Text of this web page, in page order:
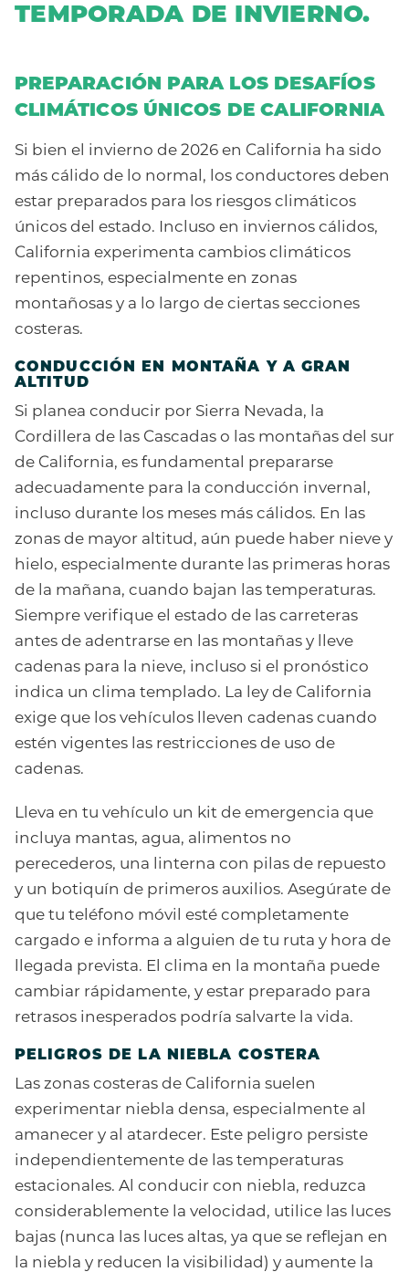
TEMPORADA DE INVIERNO.
PREPARACIÓN PARA LOS DESAFÍOS
CLIMÁTICOS ÚNICOS DE CALIFORNIA
Si bien el invierno de 2026 en California ha sido
más cálido de lo normal, los conductores deben
estar preparados para los riesgos climáticos
únicos del estado. Incluso en inviernos cálidos,
California experimenta cambios climáticos
repentinos, especialmente en zonas
montañosas y a lo largo de ciertas secciones
costeras.
CONDUCCIÓN EN MONTAÑA Y A GRAN
ALTITUD
Si planea conducir por Sierra Nevada, la
Cordillera de las Cascadas o las montañas del sur
de California, es fundamental prepararse
adecuadamente para la conducción invernal,
incluso durante los meses más cálidos. En las
zonas de mayor altitud, aún puede haber nieve y
hielo, especialmente durante las primeras horas
de la mañana, cuando bajan las temperaturas.
Siempre verifique el estado de las carreteras
antes de adentrarse en las montañas y lleve
cadenas para la nieve, incluso si el pronóstico
indica un clima templado. La ley de California
exige que los vehículos lleven cadenas cuando
estén vigentes las restricciones de uso de
cadenas.
Lleva en tu vehículo un kit de emergencia que
incluya mantas, agua, alimentos no
perecederos, una linterna con pilas de repuesto
y un botiquín de primeros auxilios. Asegúrate de
que tu teléfono móvil esté completamente
cargado e informa a alguien de tu ruta y hora de
llegada prevista. El clima en la montaña puede
cambiar rápidamente, y estar preparado para
retrasos inesperados podría salvarte la vida.
PELIGROS DE LA NIEBLA COSTERA
Las zonas costeras de California suelen
experimentar niebla densa, especialmente al
amanecer y al atardecer. Este peligro persiste
independientemente de las temperaturas
estacionales. Al conducir con niebla, reduzca
considerablemente la velocidad, utilice las luces
bajas (nunca las luces altas, ya que se reflejan en
la niebla y reducen la visibilidad) y aumente la